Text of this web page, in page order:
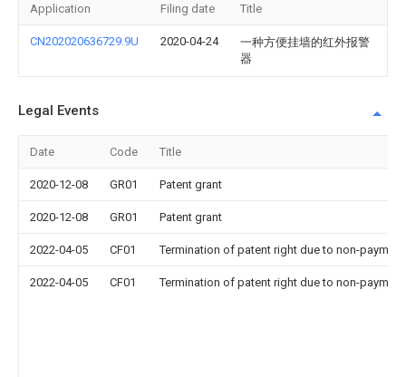
Application Filing date Title
CN202020636729.9U 2020-04-24
一种方便挂墙的红外报警
器
Legal Events
Date Code Title
2020-12-08 GR01 Patent grant
2020-12-08 GR01 Patent grant
2022-04-05 CF01 Termination of patent right due to non-
2022-04-05 CF01 Termination of patent right due to non-